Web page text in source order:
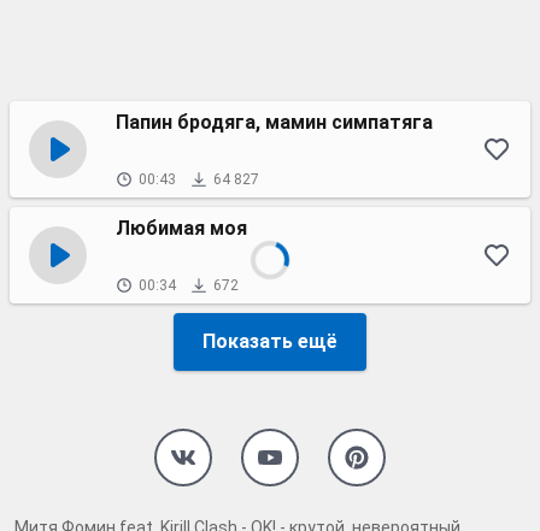
Папин бродяга, мамин симпатяга
00:43 64 827
Любимая моя
00:34 672
Показать ещё